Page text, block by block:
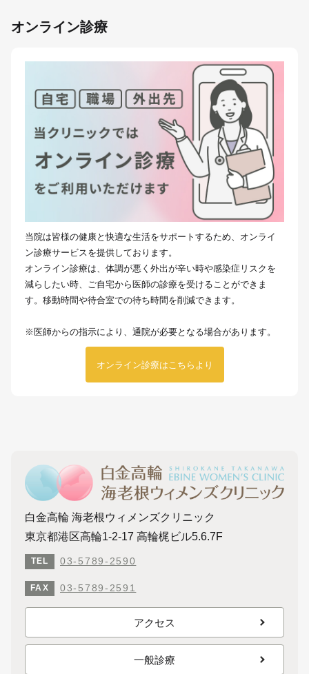
オンライン診療
当院は皆様の健康と快適な生活をサポートするため、オンライ
ン診療サービスを提供しております。
オンライン診療は、体調が悪く外出が辛い時や感染症リスクを
減らしたい時、ご自宅から医師の診療を受けることができま
す。移動時間や待合室での待ち時間を削減できます。
※医師からの指示により、通院が必要となる場合があります。
オンライン診療はこちらより
白金高輪 海老根ウィメンズクリニック
東京都港区高輪1-2-17 高輪梶ビル5.6.7F
TEL 03-5789-2590
FAX 03-5789-2591
アクセス
一般診療